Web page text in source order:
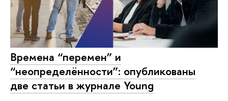
Времена “перемен” и
“неопределённости”: опубликованы
две статьи в журнале Young